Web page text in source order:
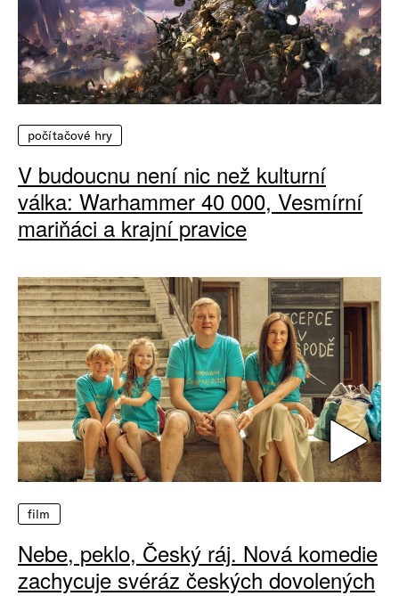
počítačové hry
V budoucnu není nic než kulturní
válka: Warhammer 40 000, Vesmírní
mariňáci a krajní pravice
film
Nebe, peklo, Český ráj. Nová komedie
zachycuje svéráz českých dovolených